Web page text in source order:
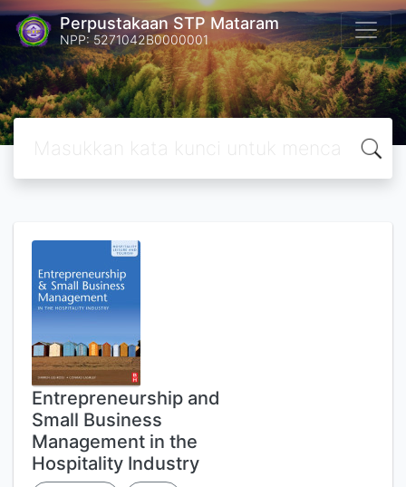
Perpustakaan STP Mataram
NPP: 5271042B0000001
Entrepreneurship and
Small Business
Management in the
Hospitality Industry